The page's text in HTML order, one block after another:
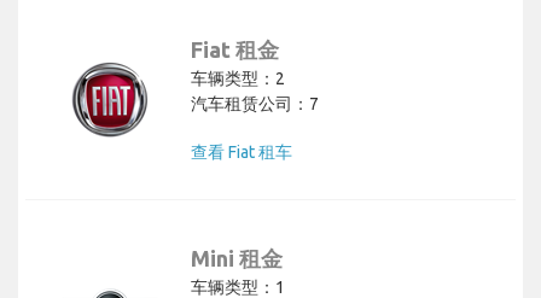
Fiat 租金
车辆类型：2
汽车租赁公司：7
查看 Fiat 租车
Mini 租金
车辆类型：1